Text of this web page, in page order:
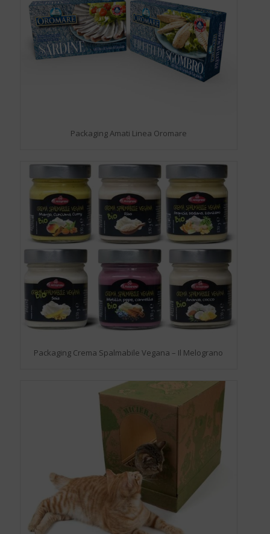
Packaging Amati Linea Oromare
Packaging Crema Spalmabile Vegana – Il Melograno